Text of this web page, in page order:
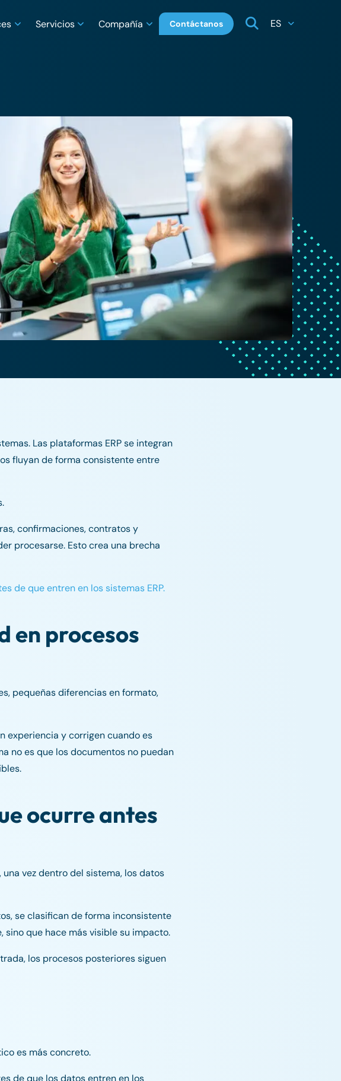
Servicios Compañía Contáctanos ES
Las plataformas ERP se integran
fluyan de forma consistente entre
confirmaciones, contratos y
procesarse. Esto crea una brecha
de que entren en los sistemas ERP.
en procesos
pequeñas diferencias en formato,
experiencia y corrigen cuando es
no es que los documentos no puedan
ocurre antes
vez dentro del sistema, los datos
se clasifican de forma inconsistente
sino que hace más visible su impacto.
los procesos posteriores siguen
es más concreto.